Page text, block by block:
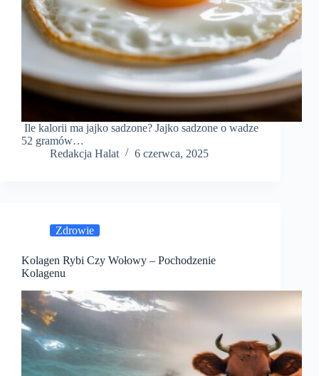
Ile kalorii ma jajko sadzone? Jajko sadzone o wadze
52 gramów…
Redakcja Halat
6 czerwca, 2025
Zdrowie
Kolagen Rybi Czy Wołowy – Pochodzenie
Kolagenu